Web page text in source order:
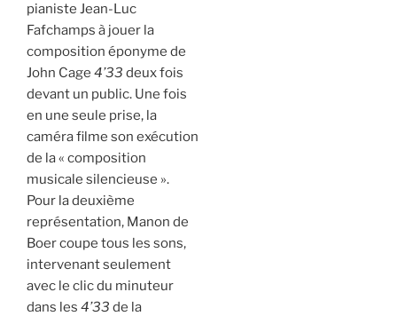
pianiste Jean-Luc
Fafchamps à jouer la
composition éponyme de
John Cage 4’33 deux fois
devant un public. Une fois
en une seule prise, la
caméra filme son exécution
de la « composition
musicale silencieuse ».
Pour la deuxième
représentation, Manon de
Boer coupe tous les sons,
intervenant seulement
avec le clic du minuteur
dans les 4’33 de la